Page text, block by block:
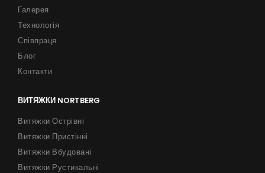
Галерея
Технологія
Співпраця
Блог
Контакти
ВИТЯЖКИ NORTBERG
Витяжки Острівні
Витяжки Пристінні
Витяжки Вбудовані
Витяжки Рустикальні